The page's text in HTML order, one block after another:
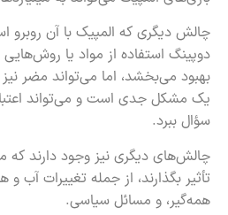
چالش دیگری که المپیک با آن
دوپینگ استفاده از مواد یا
بهبود می‌بخشد، اما می‌تواند مضر
یک مشکل جدی است و می‌تواند
سؤال ببرد.
چالش‌های دیگری نیز وجود دارند که
تأثیر بگذارند، از جمله تغییرات آب
همه‌گیر، و مسائل سیاسی.